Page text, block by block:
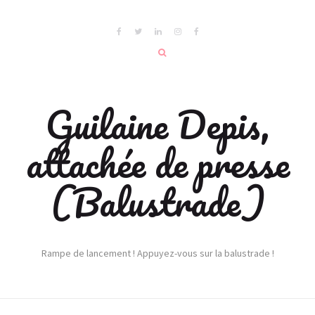
Guilaine Depis,
attachée de presse
(Balustrade)
Rampe de lancement ! Appuyez-vous sur la balustrade !